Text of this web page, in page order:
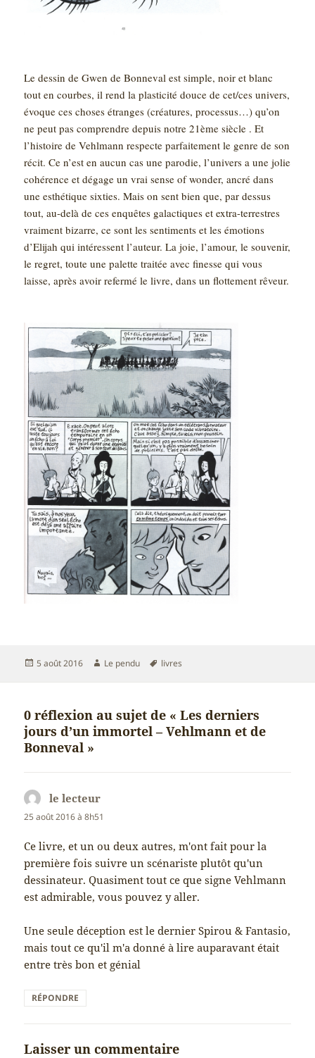
Le dessin de Gwen de Bonneval est simple, noir et blanc
tout en courbes, il rend la plasticité douce de cet/ces univers,
évoque ces choses étranges (créatures, processus…) qu’on
ne peut pas comprendre depuis notre 21ème siècle . Et
l’histoire de Vehlmann respecte parfaitement le genre de son
récit. Ce n’est en aucun cas une parodie, l’univers a une jolie
cohérence et dégage un vrai sense of wonder, ancré dans
une esthétique sixties. Mais on sent bien que, par dessus
tout, au-delà de ces enquêtes galactiques et extra-terrestres
vraiment bizarre, ce sont les sentiments et les émotions
d’Elijah qui intéressent l’auteur. La joie, l’amour, le souvenir,
le regret, toute une palette traitée avec finesse qui vous
laisse, après avoir refermé le livre, dans un flottement rêveur.
Publié
5 août 2016 Auteur
Le pendu
Mots-
livres
0 réflexion au sujet de « Les derniers
jours d’un immortel – Vehlmann et de
Bonneval »
le lecteur
25 août 2016 à 8h51
Ce livre, et un ou deux autres, m'ont fait pour la
première fois suivre un scénariste plutôt qu'un
dessinateur. Quasiment tout ce que signe Vehlmann
est admirable, vous pouvez y aller.
Une seule déception est le dernier Spirou & Fantasio,
mais tout ce qu'il m'a donné à lire auparavant était
entre très bon et génial
RÉPONDRE
Laisser un commentaire